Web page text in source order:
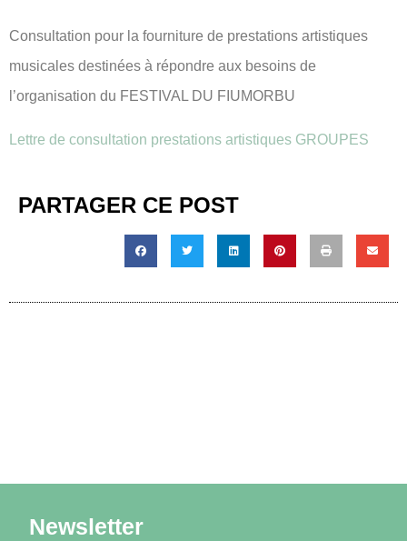
Consultation pour la fourniture de prestations artistiques
musicales destinées à répondre aux besoins de
l’organisation du FESTIVAL DU FIUMORBU
Lettre de consultation prestations artistiques GROUPES
PARTAGER CE POST
Newsletter